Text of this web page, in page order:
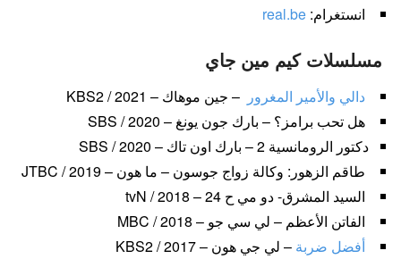
انستغرام: real.be
مسلسلات كيم مين جاي
دالي والأمير المغرور – جين موهاك – KBS2 / 2021
هل تحب برامز؟ – بارك جون يونغ – SBS / 2020
دكتور الرومانسية 2 – بارك اون تاك – SBS / 2020
طاقم الزهور: وكالة زواج جوسون – ما هون – JTBC / 2019
السيد المشرق- دو مي ح 24 – tvN / 2018
الفاتن الأعظم – لي سي جو – MBC / 2018
أفضل ضربة – لي جي هون – KBS2 / 2017